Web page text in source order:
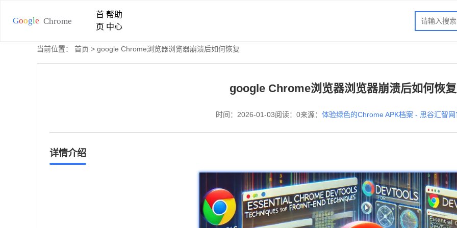
首
页
帮助
中心
当前位置： 首页 > google Chrome浏览器浏览器崩溃后如何恢复
google Chrome浏览器浏览器崩溃后如何恢复
时间：2026-01-03阅读：0来源： 体验绿色的Chrome APK档案 - 思谷汇智网
详情介绍